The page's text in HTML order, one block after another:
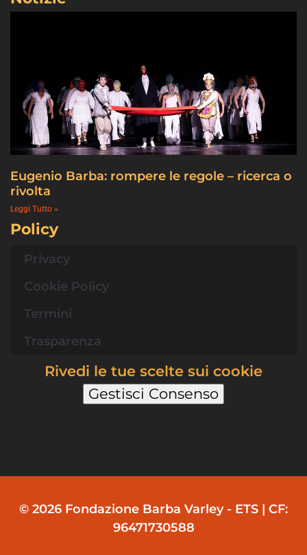
Eugenio Barba: rompere le regole – ricerca o
rivolta
Leggi Tutto »
Policy
Privacy
Cookie Policy
Termini
Trasparenza
Rivedi le tue scelte sui cookie
Gestisci Consenso
© 2026 Fondazione Barba Varley - ETS | CF:
96471730588